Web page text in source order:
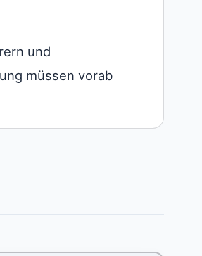
und
müssen vorab